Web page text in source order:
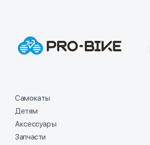
Самокаты
Детям
Аксессуары
Запчасти